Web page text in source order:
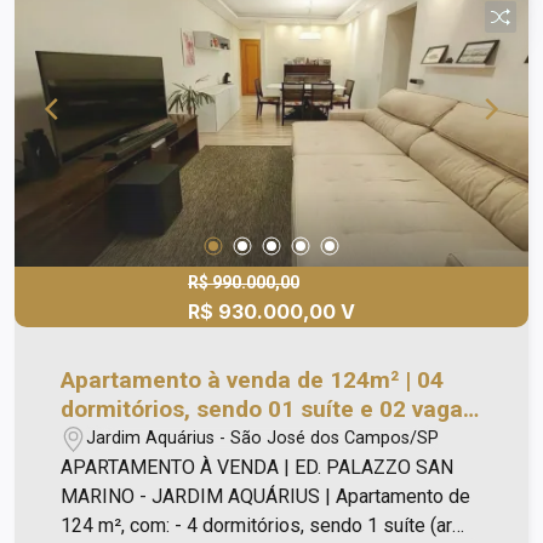
R$ 990.000,00
R$ 930.000,00 V
Apartamento à venda de 124m² | 04
dormitórios, sendo 01 suíte e 02 vagas
de garagem | Edifício Palazzo San
Marino - Jardim Aquárius | São José
dos Campos |
Jardim Aquárius - São José dos Campos/SP
APARTAMENTO À VENDA | ED. PALAZZO SAN
MARINO - JARDIM AQUÁRIUS | Apartamento de
124 m², com: - 4 dormitórios, sendo 1 suíte (ar